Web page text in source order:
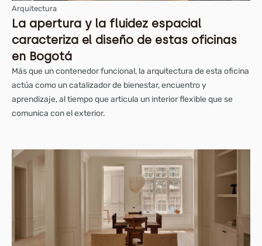
Arquitectura
La apertura y la fluidez espacial
caracteriza el diseño de estas oficinas
en Bogotá
Más que un contenedor funcional, la arquitectura de esta oficina
actúa como un catalizador de bienestar, encuentro y
aprendizaje, al tiempo que articula un interior flexible que se
comunica con el exterior.